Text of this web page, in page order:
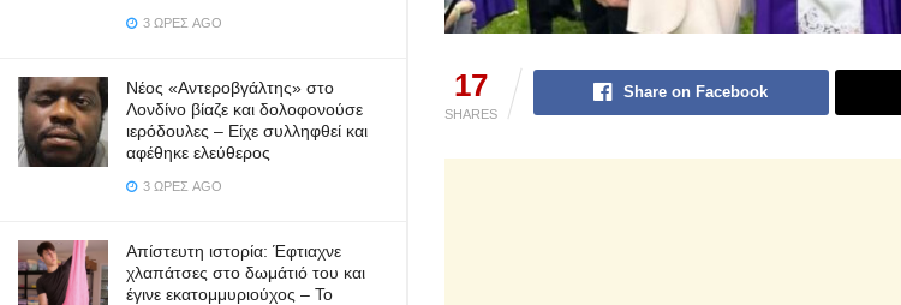
3 ΏΡΕΣ AGO
Νέος «Αντεροβγάλτης» στο
Λονδίνο βίαζε και δολοφονούσε
ιερόδουλες – Είχε συλληφθεί και
αφέθηκε ελεύθερος
3 ΏΡΕΣ AGO
Απίστευτη ιστορία: Έφτιαχνε
χλαπάτσες στο δωμάτιό του και
έγινε εκατομμυριούχος – Το
17
SHARES
Share on Facebook